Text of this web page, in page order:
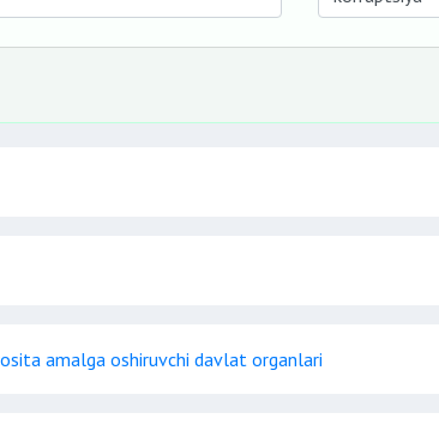
amalga oshiruvchi davlat organlari